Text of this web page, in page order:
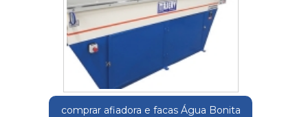
comprar afiadora e facas Água Bonita